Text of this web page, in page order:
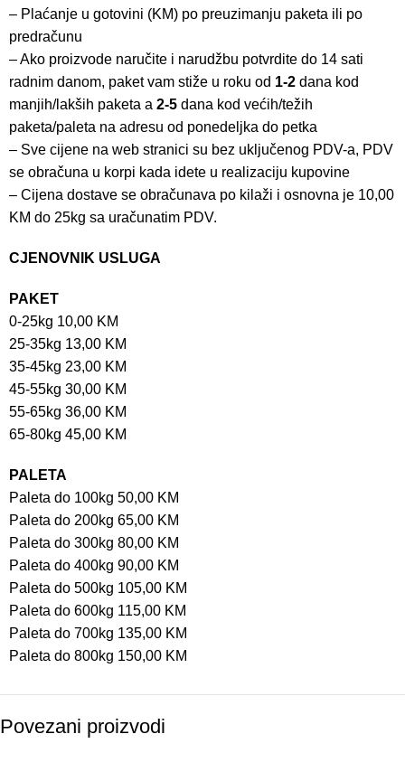
– Plaćanje u gotovini (KM) po preuzimanju paketa ili po
predračunu
– Ako proizvode naručite i narudžbu potvrdite do 14 sati
radnim danom, paket vam stiže u roku od 1-2 dana kod
manjih/lakših paketa a 2-5 dana kod većih/težih
paketa/paleta na adresu od ponedeljka do petka
– Sve cijene na web stranici su bez uključenog PDV-a, PDV
se obračuna u korpi kada idete u realizaciju kupovine
– Cijena dostave se obračunava po kilaži i osnovna je 10,00
KM do 25kg sa uračunatim PDV.
CJENOVNIK USLUGA
PAKET
0-25kg 10,00 KM
25-35kg 13,00 KM
35-45kg 23,00 KM
45-55kg 30,00 KM
55-65kg 36,00 KM
65-80kg 45,00 KM
PALETA
Paleta do 100kg 50,00 KM
Paleta do 200kg 65,00 KM
Paleta do 300kg 80,00 KM
Paleta do 400kg 90,00 KM
Paleta do 500kg 105,00 KM
Paleta do 600kg 115,00 KM
Paleta do 700kg 135,00 KM
Paleta do 800kg 150,00 KM
Povezani proizvodi